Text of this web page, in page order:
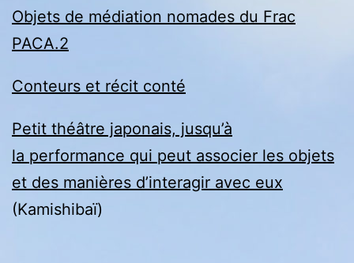
Objets de médiation nomades du Frac
PACA.2
Conteurs et récit conté
Petit théâtre japonais, jusqu’à
la performance qui peut associer les objets
et des manières d’interagir avec eux
(Kamishibaï)